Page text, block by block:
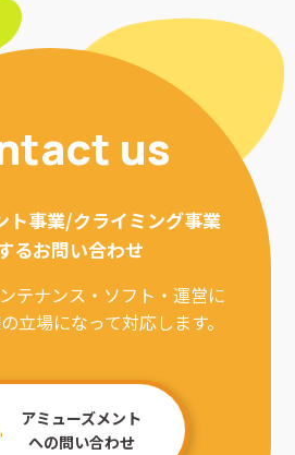
us
ト事業/クライミング事業
るお問い合わせ
テナンス・ソフト・運営に
立場になって対応します。
アミューズメント
への問い合わせ